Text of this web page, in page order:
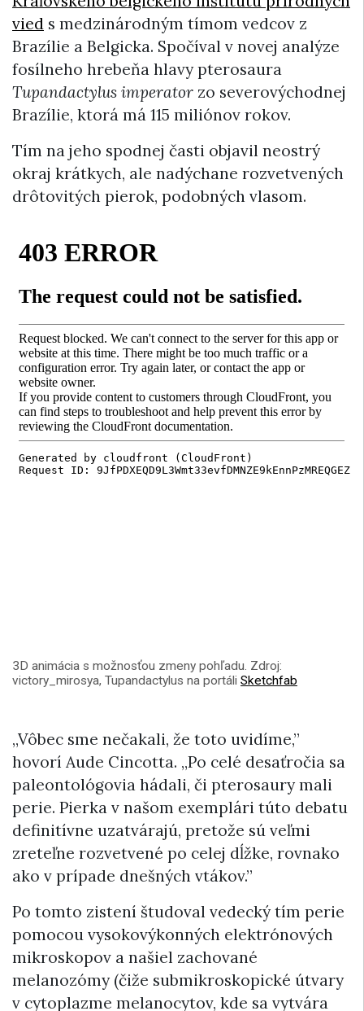
vied s medzinárodným tímom vedcov z
Brazílie a Belgicka. Spočíval v novej analýze
fosílneho hrebeňa hlavy pterosaura
Tupandactylus imperator zo severovýchodnej
Brazílie, ktorá má 115 miliónov rokov.
Tím na jeho spodnej časti objavil neostrý
okraj krátkych, ale nadýchane rozvetvených
drôtovitých pierok, podobných vlasom.
3D animácia s možnosťou zmeny pohľadu. Zdroj:
victory_mirosya, Tupandactylus na portáli Sketchfab
„Vôbec sme nečakali, že toto uvidíme,”
hovorí Aude Cincotta. „Po celé desaťročia sa
paleontológovia hádali, či pterosaury mali
perie. Pierka v našom exemplári túto debatu
definitívne uzatvárajú, pretože sú veľmi
zreteľne rozvetvené po celej dĺžke, rovnako
ako v prípade dnešných vtákov.”
Po tomto zistení študoval vedecký tím perie
pomocou vysokovýkonných elektrónových
mikroskopov a našiel zachované
melanozómy (čiže submikroskopické útvary
v cytoplazme melanocytov, kde sa vytvára